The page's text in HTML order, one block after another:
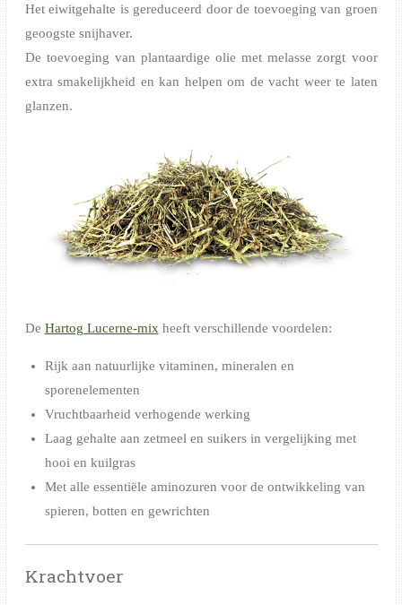
Het eiwitgehalte is gereduceerd door de toevoeging van groen
geoogste snijhaver.
De toevoeging van plantaardige olie met melasse zorgt voor
extra smakelijkheid en kan helpen om de vacht weer te laten
glanzen.
De Hartog Lucerne-mix heeft verschillende voordelen:
Rijk aan natuurlijke vitaminen, mineralen en
sporenelementen
Vruchtbaarheid verhogende werking
Laag gehalte aan zetmeel en suikers in vergelijking met
hooi en kuilgras
Met alle essentiële aminozuren voor de ontwikkeling van
spieren, botten en gewrichten
Krachtvoer